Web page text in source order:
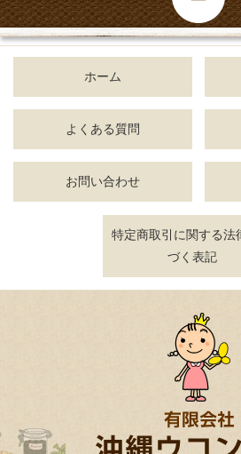
ホーム
よくある質問
お問い合わせ
特定商取引に関する法
づく表記